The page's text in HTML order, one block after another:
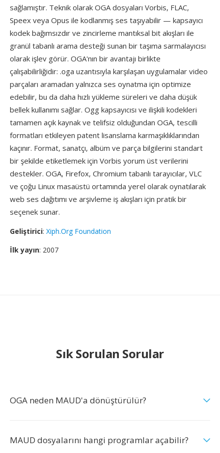
sağlamıştır. Teknik olarak OGA dosyaları Vorbis, FLAC,
Speex veya Opus ile kodlanmış ses taşıyabilir — kapsayıcı
kodek bağımsızdır ve zincirleme mantıksal bit akışları ile
granül tabanlı arama desteği sunan bir taşıma sarmalayıcısı
olarak işlev görür. OGA'nın bir avantajı birlikte
çalışabilirliğidir: .oga uzantısıyla karşılaşan uygulamalar video
parçaları aramadan yalnızca ses oynatma için optimize
edebilir, bu da daha hızlı yükleme süreleri ve daha düşük
bellek kullanımı sağlar. Ogg kapsayıcısı ve ilişkili kodekleri
tamamen açık kaynak ve telifsiz olduğundan OGA, tescilli
formatları etkileyen patent lisanslama karmaşıklıklarından
kaçınır. Format, sanatçı, albüm ve parça bilgilerini standart
bir şekilde etiketlemek için Vorbis yorum üst verilerini
destekler. OGA, Firefox, Chromium tabanlı tarayıcılar, VLC
ve çoğu Linux masaüstü ortamında yerel olarak oynatılarak
web ses dağıtımı ve arşivleme iş akışları için pratik bir
seçenek sunar.
Geliştirici: Xiph.Org Foundation
İlk yayın: 2007
Sık Sorulan Sorular
OGA neden MAUD'a dönüştürülür?
MAUD dosyalarını hangi programlar açabilir?